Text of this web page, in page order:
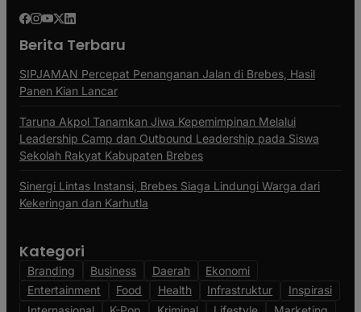
Berita Terbaru
SIPJAMAN Percepat Penanganan Jalan di Brebes, Hasil
Panen Kian Lancar
Taruna Akpol Tanamkan Jiwa Kepemimpinan Melalui
Leadership Camp dan Outbound Leadership pada Siswa
Sekolah Rakyat Kabupaten Brebes
Sinergi Lintas Instansi, Brebes Siaga Lindungi Warga dari
Kekeringan dan Karhutla
Kategori
Branding Business Daerah
Ekonomi
Entertainment
Food Health Infrastruktur
Inspirasi